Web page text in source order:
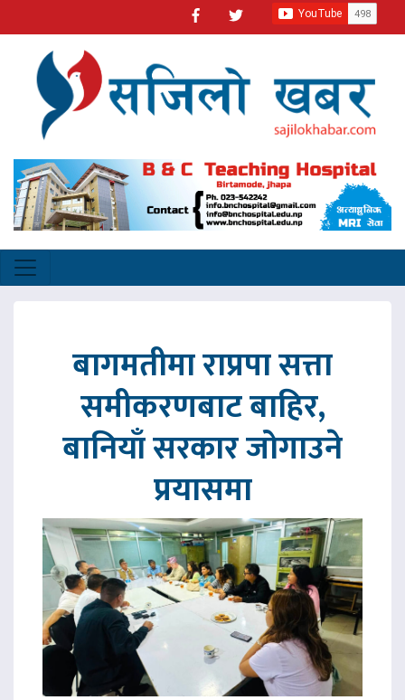
बागमतीमा राप्रपा सत्ता
समीकरणबाट बाहिर,
बानियाँ सरकार जोगाउने
प्रयासमा